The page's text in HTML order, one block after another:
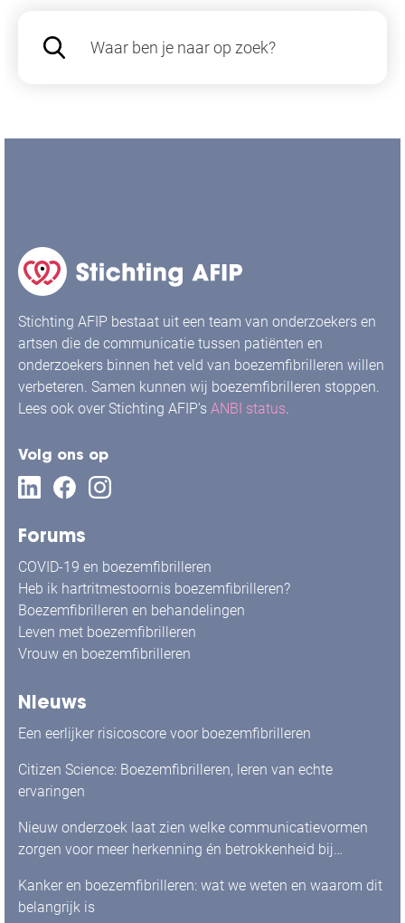
Stichting AFIP bestaat uit een team van onderzoekers en
artsen die de communicatie tussen patiënten en
onderzoekers binnen het veld van boezemfibrilleren willen
verbeteren. Samen kunnen wij boezemfibrilleren stoppen.
Lees ook over Stichting AFIP’s ANBI status.
Volg ons op
Forums
COVID-19 en boezemfibrilleren
Heb ik hartritmestoornis boezemfibrilleren?
Boezemfibrilleren en behandelingen
Leven met boezemfibrilleren
Vrouw en boezemfibrilleren
Nieuws
Een eerlijker risicoscore voor boezemfibrilleren
Citizen Science: Boezemfibrilleren, leren van echte
ervaringen
Nieuw onderzoek laat zien welke communicatievormen
zorgen voor meer herkenning én betrokkenheid bij
Kanker en boezemfibrilleren: wat we weten en waarom dit
belangrijk is